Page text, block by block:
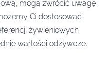
mogą zwrócić uwagę
Ci dostosować
żywieniowych
wartości odżywcze.